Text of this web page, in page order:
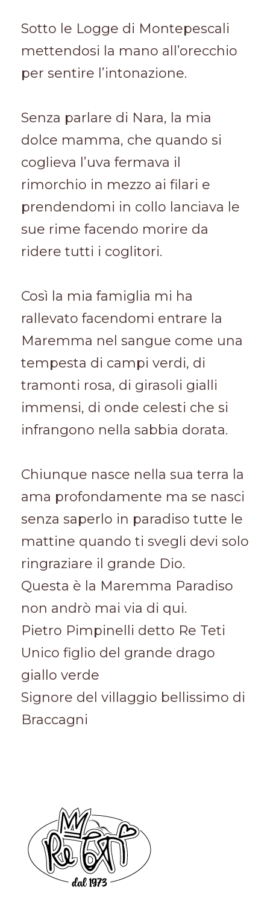
Sotto le Logge di Montepescali
mettendosi la mano all’orecchio
per sentire l’intonazione.
Senza parlare di Nara, la mia
dolce mamma, che quando si
coglieva l’uva fermava il
rimorchio in mezzo ai filari e
prendendomi in collo lanciava le
sue rime facendo morire da
ridere tutti i coglitori.
Così la mia famiglia mi ha
rallevato facendomi entrare la
Maremma nel sangue come una
tempesta di campi verdi, di
tramonti rosa, di girasoli gialli
immensi, di onde celesti che si
infrangono nella sabbia dorata.
Chiunque nasce nella sua terra la
ama profondamente ma se nasci
senza saperlo in paradiso tutte le
mattine quando ti svegli devi solo
ringraziare il grande Dio.
Questa è la Maremma Paradiso
non andrò mai via di qui.
Pietro Pimpinelli detto Re Teti
Unico figlio del grande drago
giallo verde
Signore del villaggio bellissimo di
Braccagni